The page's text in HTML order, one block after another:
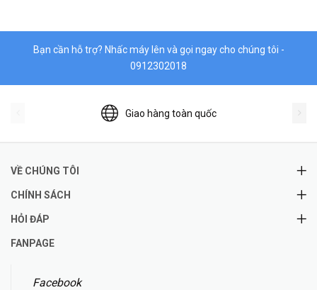
Bạn cần hỗ trợ? Nhấc máy lên và gọi ngay cho chúng tôi -
0912302018
Giao hàng toàn quốc
VỀ CHÚNG TÔI
CHÍNH SÁCH
HỎI ĐÁP
FANPAGE
Facebook